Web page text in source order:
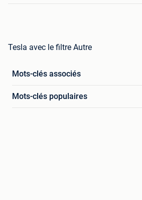
Tesla avec le filtre Autre
Mots-clés associés
Mots-clés populaires